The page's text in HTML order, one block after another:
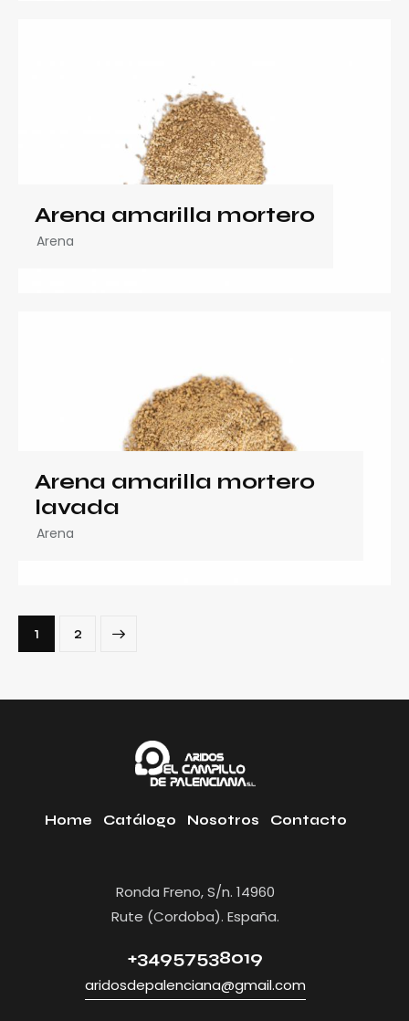
Arena amarilla mortero
Arena
Arena amarilla mortero
lavada
Arena
1 2
Home Catálogo Nosotros Contacto
Ronda Freno, S/n. 14960
Rute (Cordoba). España.
+34957538019
aridosdepalenciana@gmail.com